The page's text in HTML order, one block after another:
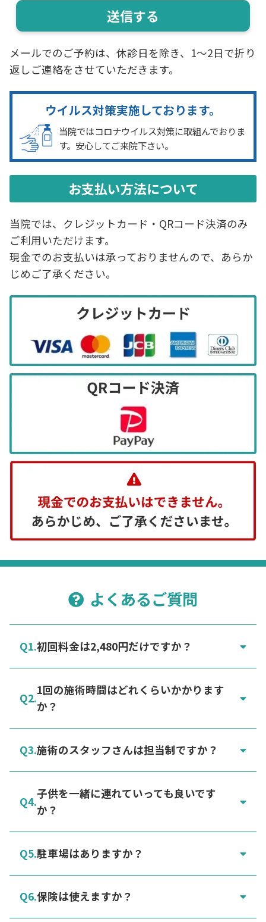
ご記入頂きました個人情報は、お問い合わ
せ・ご来店予約において、予約手続き、予約管
理、郵便・電話及びEメールによる情報提供、
統計データを活用したマーケティング活動の
用目的又は法令等に基づく要請の範囲を超え
た利用は致しません。
（個人情報の提供・委託）
ご提供頂きました個人情報は、法令の定めな
どにより、第三者に提供する場合があります。
あらかじめ同意いただいた範囲を超えて、第
三者に提供することはありません。
利用目的を達成するために必要な範囲内で、
当社の個人情報保護基準に合格した委託先に
個人情報の取り扱いを委託することがありま
す。
（個人情報の開示・訂正・削除・利用停止
ご提供頂きました個人情報について、開示・
訂正・削除・利用停止等のご本人の権利を行
使される場合は、適切に対応いたします。
（個人情報を提供することの任意性及び当該
情報を提供しなかった場合にご本人に生じる
個人情報をご提供いただくことは、ご本人の
任意です。
しかし必要な情報の一部をご提供いただけな
い場合には、サービスのご提供ができない場
合がございます。あらかじめご了承くださ
メールでのご予約は、休診日を除き、1〜2日で折り
返しご連絡をさせていただきます。
ウイルス対策実施しております。
当院ではコロナウイルス対策に取組んでおりま
す。安心してご来院下さい。
お支払い方法について
当院では、クレジットカード・QRコード決済のみ
ご利用いただけます。
現金でのお支払いは承っておりませんので、あらか
じめご了承ください。
よくあるご質問
初回料金は2,480円だけですか？
1回の施術時間はどれくらいかかります
か？
施術のスタッフさんは担当制ですか？
子供を一緒に連れていっても良いです
か？
駐車場はありますか？
保険は使えますか？